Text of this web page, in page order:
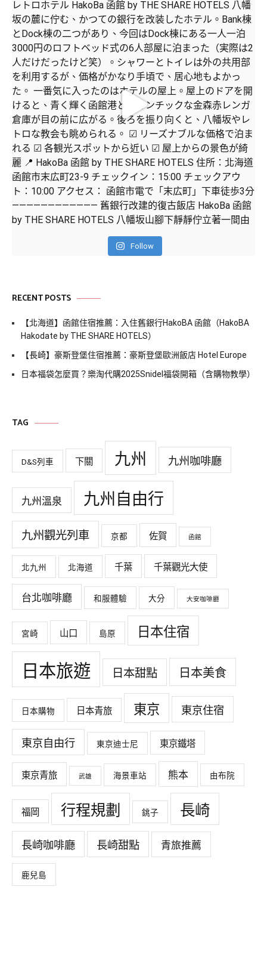
Follow
RECENT POSTS
【北海道】函館住宿推薦：入住舊銀行HakoBA 函館（HakoBA
Hakodate by THE SHARE HOTELS）
【長崎】豪斯登堡住宿推薦：豪斯登堡歐洲飯店 Hotel Europe
日本福袋怎麼買？樂淘代購2025Snidel福袋開箱（含購物教學）
TAG
D&S列車 下關 九州 九州咖啡廳
九州溫泉 九州自由行
九州觀光列車 京都 佐賀 函館
北九州 北海道 千葉 千葉觀光大使
台北咖啡廳 和服體驗 大分 大安咖啡廳
宮崎 山口 島原 日本住宿
日本旅遊 日本甜點 日本美食
日本購物 日本青旅 東京 東京住宿
東京自由行 東京迪士尼 東京鐵塔
東京青旅 武雄 海景車站 熊本 由布院
福岡 行程規劃 銚子 長崎
長崎咖啡廳 長崎甜點 青旅推薦
鹿兒島